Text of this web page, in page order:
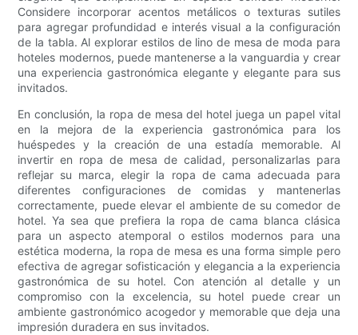
Considere incorporar acentos metálicos o texturas sutiles
para agregar profundidad e interés visual a la configuración
de la tabla. Al explorar estilos de lino de mesa de moda para
hoteles modernos, puede mantenerse a la vanguardia y crear
una experiencia gastronómica elegante y elegante para sus
invitados.
En conclusión, la ropa de mesa del hotel juega un papel vital
en la mejora de la experiencia gastronómica para los
huéspedes y la creación de una estadía memorable. Al
invertir en ropa de mesa de calidad, personalizarlas para
reflejar su marca, elegir la ropa de cama adecuada para
diferentes configuraciones de comidas y mantenerlas
correctamente, puede elevar el ambiente de su comedor de
hotel. Ya sea que prefiera la ropa de cama blanca clásica
para un aspecto atemporal o estilos modernos para una
estética moderna, la ropa de mesa es una forma simple pero
efectiva de agregar sofisticación y elegancia a la experiencia
gastronómica de su hotel. Con atención al detalle y un
compromiso con la excelencia, su hotel puede crear un
ambiente gastronómico acogedor y memorable que deja una
impresión duradera en sus invitados.